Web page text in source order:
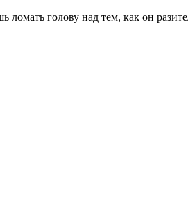
голову над тем, как он